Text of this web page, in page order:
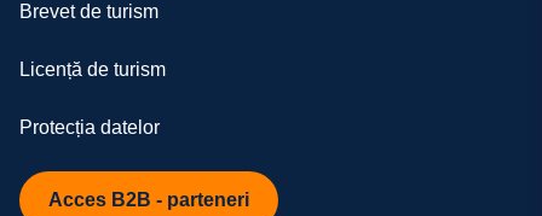
Brevet de turism
Licență de turism
Protecția datelor
Acces B2B - parteneri